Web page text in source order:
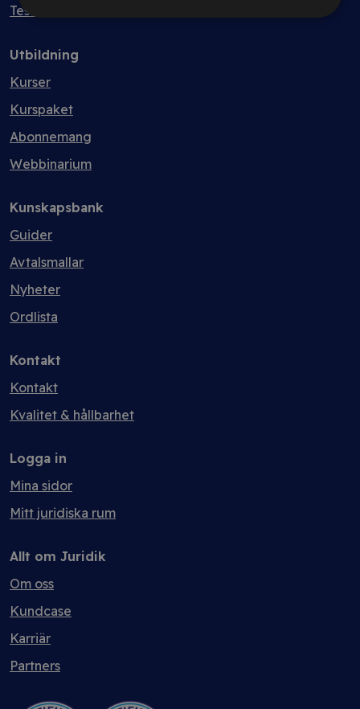
Testa kostnadsfritt
Utbildning
Kurser
Kurspaket
Abonnemang
Webbinarium
Kunskapsbank
Guider
Avtalsmallar
Nyheter
Ordlista
Kontakt
Kontakt
Kvalitet & hållbarhet
Logga in
Mina sidor
Mitt juridiska rum
Allt om Juridik
Om oss
Kundcase
Karriär
Partners